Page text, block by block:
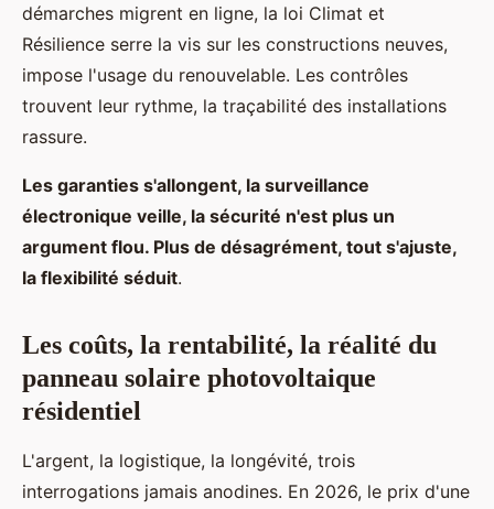
démarches migrent en ligne, la loi Climat et
Résilience serre la vis sur les constructions neuves,
impose l'usage du renouvelable. Les contrôles
trouvent leur rythme, la traçabilité des installations
rassure.
Les garanties s'allongent, la surveillance
électronique veille, la sécurité n'est plus un
argument flou. Plus de désagrément, tout s'ajuste,
la flexibilité séduit.
Les coûts, la rentabilité, la réalité du
panneau solaire photovoltaique
résidentiel
L'argent, la logistique, la longévité, trois
interrogations jamais anodines. En 2026, le prix d'une